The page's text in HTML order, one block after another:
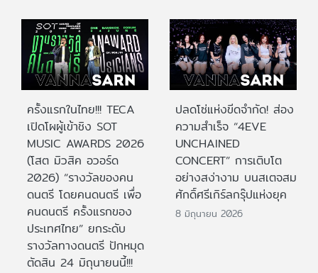
ครั้งแรกในไทย!!! TECA
เปิดโผผู้เข้าชิง SOT
MUSIC AWARDS 2026
(โสต มิวสิค อวอร์ด
2026) “รางวัลของคน
ดนตรี โดยคนดนตรี เพื่อ
คนดนตรี ครั้งแรกของ
ประเทศไทย” ยกระดับ
รางวัลทางดนตรี ปักหมุด
ตัดสิน 24 มิถุนายนนี้!!!
ปลดโซ่แห่งขีดจำกัด! ส่อง
ความสำเร็จ “4EVE
UNCHAINED
CONCERT” การเติบโต
อย่างสง่างาม บนสเตจสม
ศักดิ์ศรีเกิร์ลกรุ๊ปแห่งยุค
8 มิถุนายน 2026